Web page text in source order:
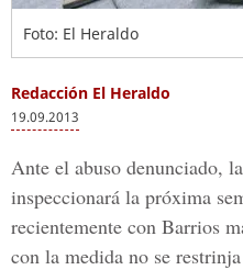
Foto: El Heraldo
Redacción El Heraldo
19.09.2013
Ante el abuso denunciado,
inspeccionará la próxima
recientemente con Barrios
con la medida no se